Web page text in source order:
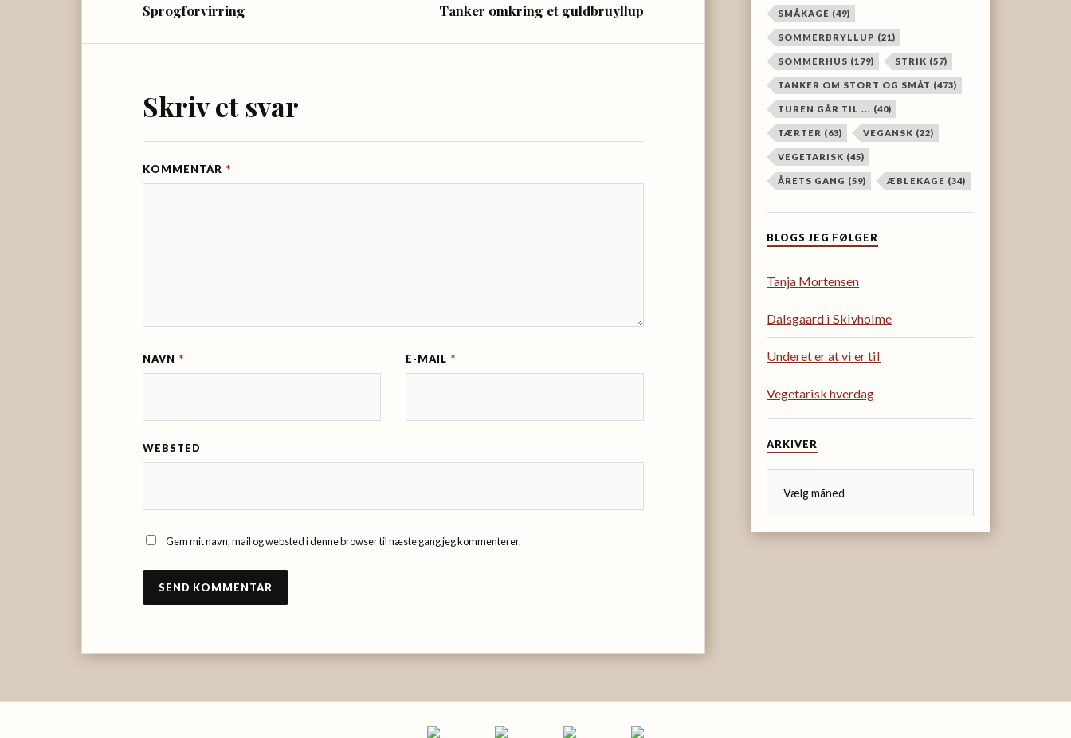
Sprogforvirring Tanker omkring et guldbruyllup
Skriv et svar
KOMMENTAR *
NAVN * E-MAIL *
WEBSTED
Gem mit navn, mail og websted i denne browser til næste gang jeg kommenterer.
SMÅKAGE (49)
SOMMERBRYLLUP (21)
SOMMERHUS (179) STRIK (57)
TANKER OM STORT OG SMÅT (473)
TUREN GÅR TIL ... (40)
TÆRTER (63) VEGANSK (22)
VEGETARISK (45)
ÅRETS GANG (59) ÆBLEKAGE (34)
BLOGS JEG FØLGER
Tanja Mortensen
Dalsgaard i Skivholme
Underet er at vi er til
Vegetarisk hverdag
ARKIVER